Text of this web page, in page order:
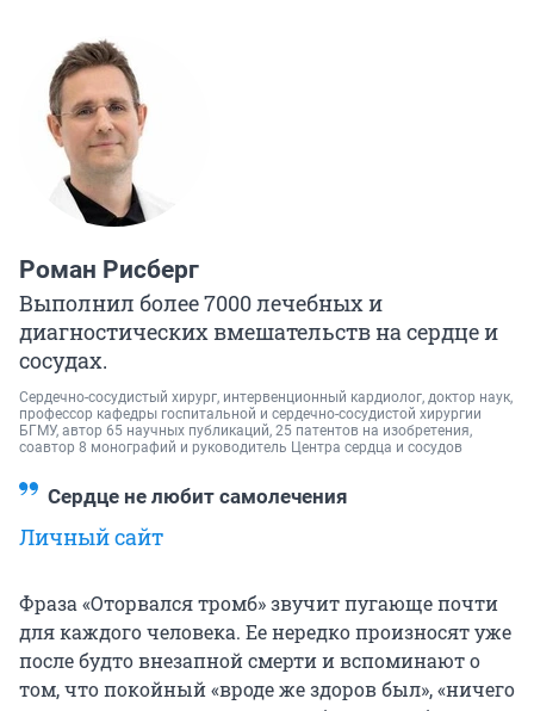
Роман Рисберг
Выполнил более 7000 лечебных и
диагностических вмешательств на сердце и
сосудах.
Сердечно-сосудистый хирург, интервенционный кардиолог, доктор наук,
профессор кафедры госпитальной и сердечно-сосудистой хирургии
БГМУ, автор 65 научных публикаций, 25 патентов на изобретения,
соавтор 8 монографий и руководитель Центра сердца и сосудов
Сердце не любит самолечения
Личный сайт
Фраза «Оторвался тромб» звучит пугающе почти
для каждого человека. Ее нередко произносят уже
после будто внезапной смерти и вспоминают о
том, что покойный «вроде же здоров был», «ничего